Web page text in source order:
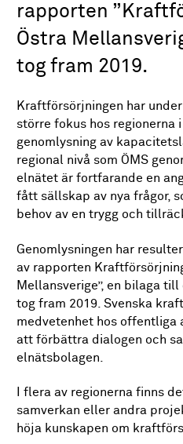
rapporten
Östra
tog fram 2019.
Kraftförsörjningen har
större fokus hos regionerna
genomlysning av
regional nivå som ÖMS
elnätet är fortfarande en
fått sällskap av nya frågor,
behov av en trygg och
Genomlysningen har
av rapporten
Mellansverige”, en bilaga
tog fram 2019. Svenska
medvetenhet hos
att förbättra dialogen och
elnätsbolagen.
I flera av regionerna finns
samverkan eller andra
höja kunskapen om